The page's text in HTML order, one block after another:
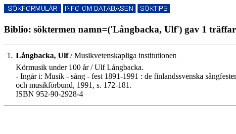
Biblio: söktermen namn=('Långbacka, Ulf') gav 1 träffar
1. Långbacka, Ulf/ Musikvetenskapliga institutionen
Körmusik under 100 år / Ulf Långbacka.
- Ingår i: Musik - sång - fest 1891-1991 : de finlandssvenska
och musikförbund, 1991, s. 172-181.
ISBN 952-90-2928-4